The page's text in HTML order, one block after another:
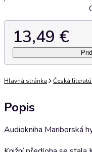
13,49 €
Hlavná stránka Česká
Popis
Audiokniha Mariborská